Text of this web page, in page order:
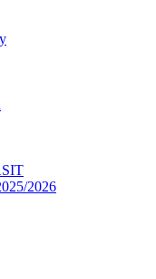
2026